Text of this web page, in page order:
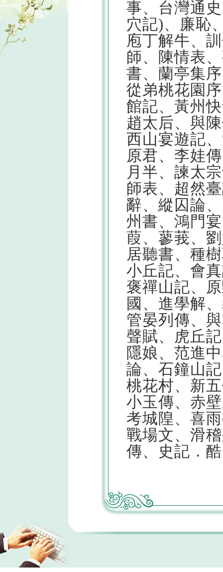
事、台灣通
穴記)、廉恥
庖丁解牛、
師、陳情表
書、蘭亭集
從弟桃花園
館記、黃州
趙太后、與
西山宴遊記
原君、李娃
月半、諫太
師表、超然
辭、縱囚論
州書、鴻門
葭、蓼莪、
居聽書、種
小丘記、會
褒禪山記、
國、進學解
管晏列傳、
聲賦、虎丘
隱娘、范進
論、石鐘山
桃花村、新
小玉傳、赤
考城隍、喜
戰場文、滑
傳、史記．